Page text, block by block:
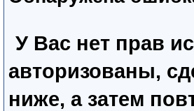
У Вас нет прав
авторизованы,
ниже, а затем